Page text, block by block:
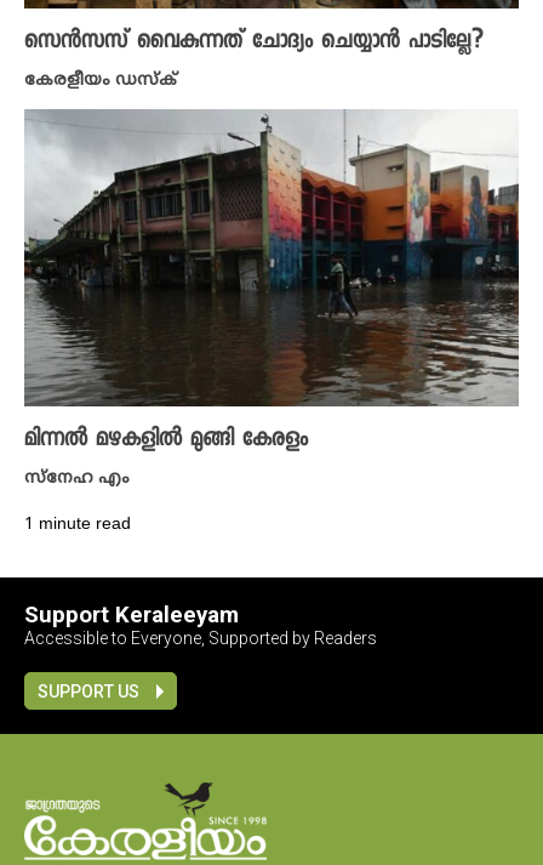
സെൻസസ് വൈകുന്നത് ചോദ്യം ചെയ്യാൻ പാടില്ലേ?
കേരളീയം ഡസ്ക്
മിന്നൽ മഴകളിൽ മുങ്ങി കേരളം
സ്നേഹ എം
1 minute read
Support Keraleeyam
Accessible to Everyone, Supported by Readers
SUPPORT US